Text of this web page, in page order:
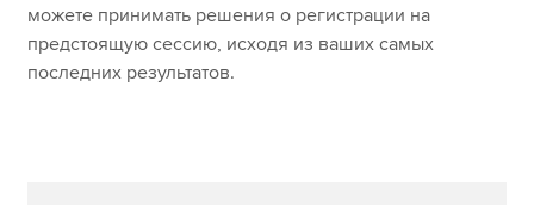
можете принимать решения о регистрации на
предстоящую сессию, исходя из ваших самых
последних результатов.